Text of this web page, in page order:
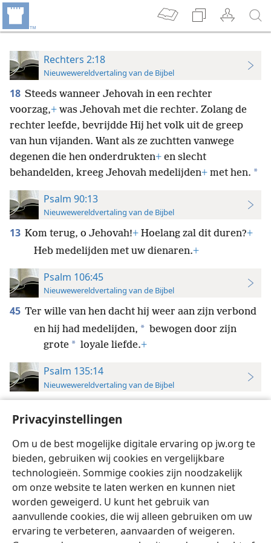
Privacyinstellingen
Om u de best mogelijke digitale ervaring op jw.org te
bieden, gebruiken wij cookies en vergelijkbare
technologieën. Sommige cookies zijn noodzakelijk
om onze website te laten werken en kunnen niet
worden geweigerd. U kunt het gebruik van
aanvullende cookies, die wij alleen gebruiken om uw
ervaring te verbeteren, aanvaarden of weigeren.
Rechters 2:18
Nieuwewereldvertaling van de Bijbel
18 Steeds wanneer Jehovah in een rechter
voorzag,+ was Jehovah met die rechter. Zolang de
rechter leefde, bevrijdde Hij het volk uit de greep
van hun vijanden. Want als ze zuchtten vanwege
degenen die hen onderdrukten+ en slecht
behandelden, kreeg Jehovah medelijden+ met hen. *
Psalm 90:13
Nieuwewereldvertaling van de Bijbel
13 Kom terug, o Jehovah!+ Hoelang zal dit duren?+
Heb medelijden met uw dienaren.+
Psalm 106:45
Nieuwewereldvertaling van de Bijbel
45 Ter wille van hen dacht hij weer aan zijn verbond
en hij had medelijden, * bewogen door zijn
grote * loyale liefde.+
Psalm 135:14
Nieuwewereldvertaling van de Bijbel
hij zal medelijden hebben met
dienaren.+
Nederlands Instellingen
Copyright © 2026 Watch Tower Bible and Tract Society of Pennsylvania
Gebruiksvoorwaarden Privacybeleid Privacyinstellingen